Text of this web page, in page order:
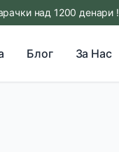
над 1200 денари !
Блог За Нас